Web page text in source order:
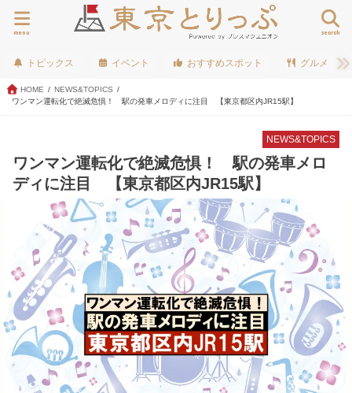
search
menu
トピックス イベント おすすめスポット グルメ
HOME
NEWS&TOPICS
ワンマン運転化で絶滅危惧！ 駅の発車メロディに注目 【東京都区内JR15駅】
NEWS&TOPICS
ワンマン運転化で絶滅危惧！ 駅の発車メロ
ディに注目 【東京都区内JR15駅】